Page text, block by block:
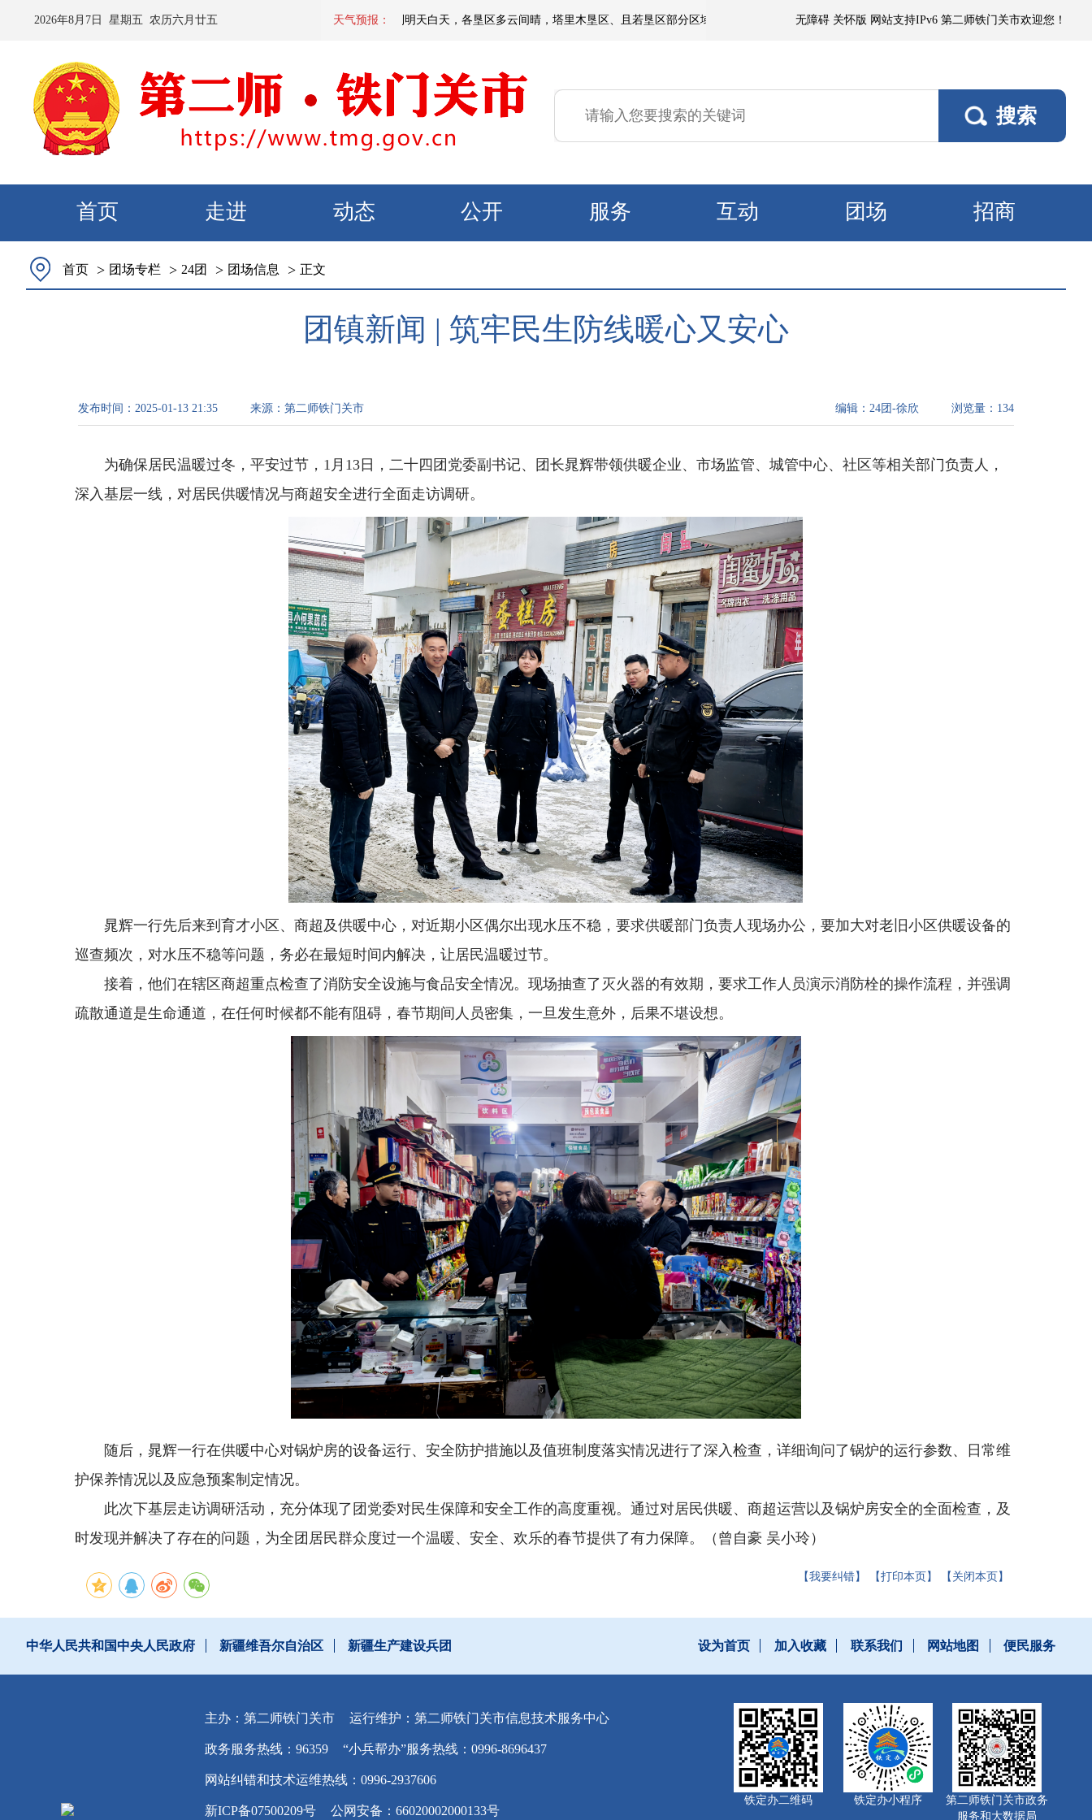
2026年8月 7 日 星期五 农历六月廿五 天气预报：
预计：今天夜间到明天白天，各垦区多云间晴，塔里木垦区、且若垦区部分区域有短时扬沙或浮尘，局部有微到小阵雨；各垦区阵风4～5级，南部垦区风
无障碍 关怀版 网站支持IPv6 第二师铁门关市欢迎您！
首页 走进 动态 公开 服务 互动 团场 招商
首页 > 团场专栏 > 24团 > 团场信息 > 正文
团镇新闻 | 筑牢民生防线暖心又安心
发布时间： 2025-01-13 21:35 来源： 第二师铁门关市 浏览量： 134
编辑： 24团-徐欣
为确保居民温暖过冬，平安过节，1月13日，二十四团党委副书记、团长晁辉带领供暖企业、市场监管、城管中心、社区等相关部门负责人，
深入基层一线，对居民供暖情况与商超安全进行全面走访调研。
晁辉一行先后来到育才小区、商超及供暖中心，对近期小区偶尔出现水压不稳，要求供暖部门负责人现场办公，要加大对老旧小区供暖设备的
巡查频次，对水压不稳等问题，务必在最短时间内解决，让居民温暖过节。
接着，他们在辖区商超重点检查了消防安全设施与食品安全情况。现场抽查了灭火器的有效期，要求工作人员演示消防栓的操作流程，并强调
疏散通道是生命通道，在任何时候都不能有阻碍，春节期间人员密集，一旦发生意外，后果不堪设想。
随后，晁辉一行在供暖中心对锅炉房的设备运行、安全防护措施以及值班制度落实情况进行了深入检查，详细询问了锅炉的运行参数、日常维
护保养情况以及应急预案制定情况。
此次下基层走访调研活动，充分体现了团党委对民生保障和安全工作的高度重视。通过对居民供暖、商超运营以及锅炉房安全的全面检查，及
时发现并解决了存在的问题，为全团居民群众度过一个温暖、安全、欢乐的春节提供了有力保障。（曾自豪 吴小玲）
【我要纠错】 【打印本页】 【关闭本页】
中华人民共和国中央人民政府 新疆维吾尔自治区 新疆生产建设兵团 设为首页 加入收藏 联系我们 网站地图 便民服务
主办：第二师铁门关市 运行维护：第二师铁门关市信息技术服务中心
政务服务热线：96359 “小兵帮办”服务热线：0996-8696437
网站纠错和技术运维热线：0996-2937606
新ICP备07500209号 公网安备：66020002000133号
铁定办二维码 铁定办小程序
第二师铁门关市政务
服务和大数据局